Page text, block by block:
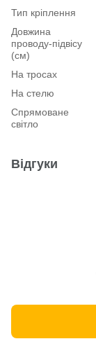
Тип кріплення
Довжина
проводу-підвісу
(см)
На тросах
На стелю
Спрямоване
світло
Відгуки